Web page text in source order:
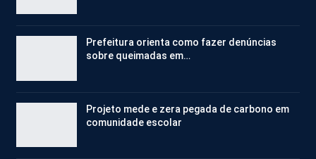
Prefeitura orienta como fazer denúncias
sobre queimadas em…
Projeto mede e zera pegada de carbono em
comunidade escolar